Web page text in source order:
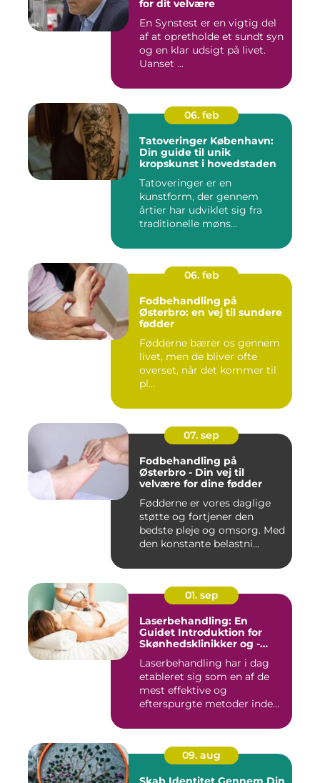
for dit velvære
En Synstest er en vigtig del
af at opretholde et sundt syn
og en klar udsigt på livet.
Uanset ...
06. feb
Tatoveringer København:
Din guide til unik
kropskunst i hovedstaden
Tatoveringer er en
kunstform, der gennem
årtier har udviklet sig fra
traditionelle møns...
06. feb
Fodbehandling på
Østerbro: en vej til sundere
fødder
Fødderne bærer os gennem
livet, men de bliver ofte
overset, når det kommer til
pl...
07. sep
Fodbehandling på
Østerbro - Din vej til
velvære for dine fødder
Fødderne er vores daglige
støtte og fortjener den
bedste pleje og omsorg. Med
den konstante belastni...
01. sep
Laserbehandling: En
Guidet Introduktion for
Skønhedsklinikker og -
Laserbehandling har i dag
etableret sig som en af de
mest effektive og
efterspurgte metoder inden
09. aug